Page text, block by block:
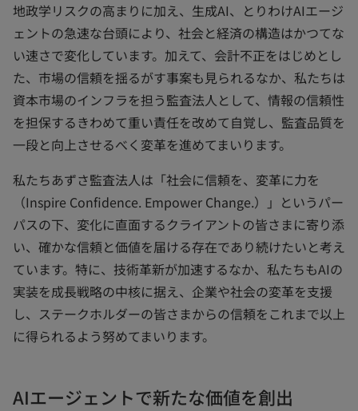
地政学リスクの高まりに加え、生成AI、とりわけAIエージ
ェントの急速な台頭により、社会と経済の構造はかつてな
い速さで変化しています。加えて、会計不正をはじめとし
た、市場の信頼を揺るがす事案も見られるなか、私たちは
資本市場のインフラを担う監査法人として、情報の信頼性
を担保するきわめて重い責任を改めて自覚し、監査品質を
一段と向上させるべく変革を進めてまいります。
私たちあずさ監査法人は「社会に信頼を、変革に力を
（Inspire Confidence. Empower Change.）」というパー
パスの下、変化に直面するクライアントの皆さまに寄り添
い、確かな信頼と価値を届ける存在であり続けたいと考え
ています。特に、技術革新が加速するなか、私たちもAIの
実装を成長戦略の中核に据え、企業や社会の変革を支援
し、ステークホルダーの皆さまからの信頼をこれまで以上
に得られるよう努めてまいります。
AIエージェントで新たな価値を創出